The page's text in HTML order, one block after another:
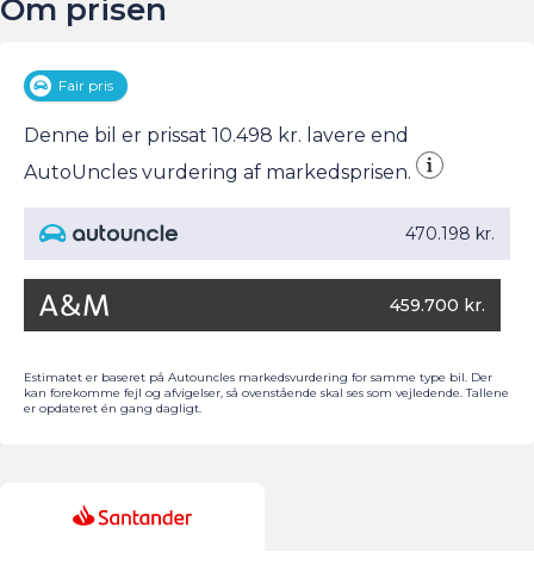
Om prisen
Fair pris
Denne bil er prissat 10.498 kr. lavere end
AutoUncles vurdering af markedsprisen.
470.198 kr.
459.700 kr.
Estimatet er baseret på Autouncles markedsvurdering for samme type bil. Der
kan forekomme fejl og afvigelser, så ovenstående skal ses som vejledende. Tallene
er opdateret én gang dagligt.